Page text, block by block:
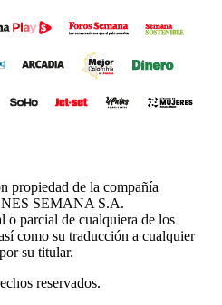
propiedad de la compañía
SEMANA S.A.
o parcial de cualquiera de los
como su traducción a cualquier
su titular.
reservados.